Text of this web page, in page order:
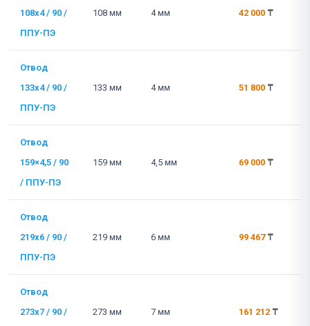
108x4 / 90 /
ППУ-ПЭ
108 мм 4 мм 42 000 ₸
Отвод
133x4 / 90 /
ППУ-ПЭ
133 мм 4 мм 51 800 ₸
Отвод
159×4,5 / 90
/ ППУ-ПЭ
159 мм 4,5 мм 69 000 ₸
Отвод
219x6 / 90 /
ППУ-ПЭ
219 мм 6 мм 99 467 ₸
Отвод
273x7 / 90 /
273 мм 7 мм 161 212 ₸